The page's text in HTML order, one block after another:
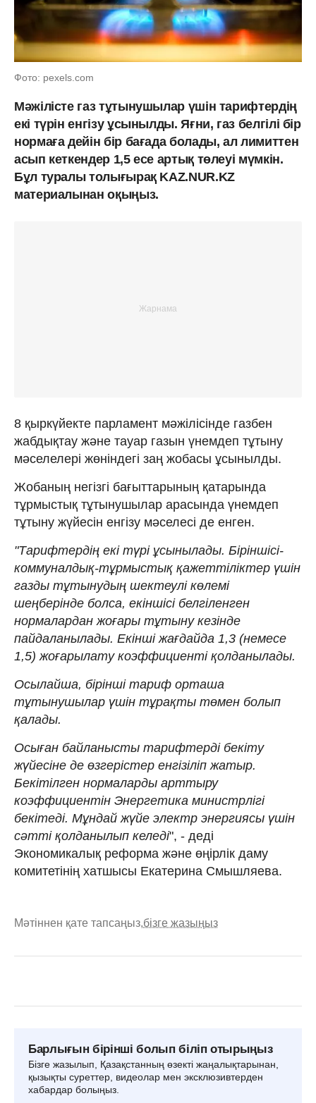
Фото: pexels.com
Мәжілісте газ тұтынушылар үшін тарифтердің
екі түрін енгізу ұсынылды. Яғни, газ белгілі бір
нормаға дейін бір бағада болады, ал лимиттен
асып кеткендер 1,5 есе артық төлеуі мүмкін.
Бұл туралы толығырақ KAZ.NUR.KZ
материалынан оқыңыз.
8 қыркүйекте парламент мәжілісінде газбен
жабдықтау және тауар газын үнемдеп тұтыну
мәселелері жөніндегі заң жобасы ұсынылды.
Жобаның негізгі бағыттарының қатарында
тұрмыстық тұтынушылар арасында үнемдеп
тұтыну жүйесін енгізу мәселесі де енген.
"Тарифтердің екі түрі ұсынылады. Біріншісі-
коммуналдық-тұрмыстық қажеттіліктер үшін
газды тұтынудың шектеулі көлемі
шеңберінде болса, екіншісі белгіленген
нормалардан жоғары тұтыну кезінде
пайдаланылады. Екінші жағдайда 1,3 (немесе
1,5) жоғарылату коэффициенті қолданылады.
Осылайша, бірінші тариф орташа
тұтынушылар үшін тұрақты төмен болып
қалады.
Осыған байланысты тарифтерді бекіту
жүйесіне де өзгерістер енгізіліп жатыр.
Бекітілген нормаларды арттыру
коэффициентін Энергетика министрлігі
бекітеді. Мұндай жүйе электр энергиясы үшін
сәтті қолданылып келеді", - деді
Экономикалық реформа және өңірлік даму
комитетінің хатшысы Екатерина Смышляева.
Мәтіннен қате тапсаңыз,бізге жазыңыз
Барлығын бірінші болып біліп отырыңыз
Бізге жазылып, Қазақстанның өзекті жаңалықтарынан,
қызықты суреттер, видеолар мен эксклюзивтерден
хабардар болыңыз.